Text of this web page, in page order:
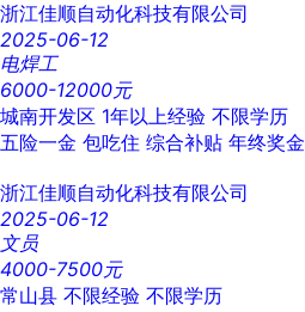
浙江佳顺自动化科技有限公司
2025-06-12
电焊工
6000-12000元
城南开发区 1年以上经验 不限学历
五险一金 包吃住 综合补贴 年终奖金
浙江佳顺自动化科技有限公司
2025-06-12
文员
4000-7500元
常山县 不限经验 不限学历